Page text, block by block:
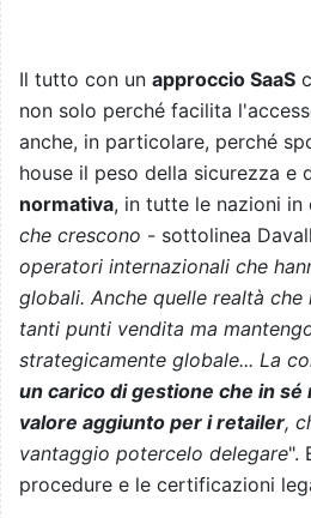
Il tutto con un approccio SaaS
non solo perché facilita
anche, in particolare, perché
house il peso della sicurezza e
normativa, in tutte le nazioni in
che crescono - sottolinea
operatori internazionali che
globali. Anche quelle realtà che
tanti punti vendita ma
strategicamente globale... La
un carico di gestione che in sé
valore aggiunto per i retailer,
vantaggio potercelo delegare".
procedure e le certificazioni